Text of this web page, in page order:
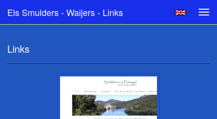
Els Smulders - Waijers - Links
Links